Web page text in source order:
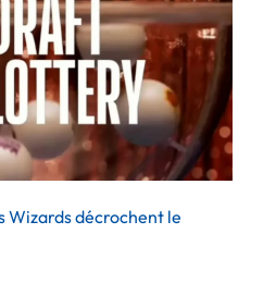
Wizards décrochent le